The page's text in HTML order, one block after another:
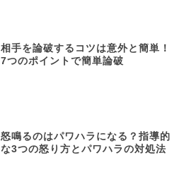
相手を論破するコツは意外と簡単！
7つのポイントで簡単論破
怒鳴るのはパワハラになる？指導的
な3つの怒り方とパワハラの対処法